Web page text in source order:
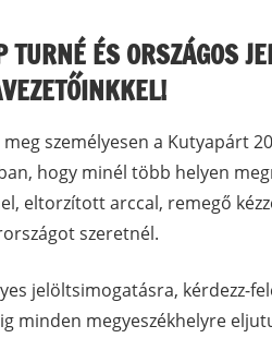
ÉS ORSZÁGOS
személyesen a Kutyapárt
hogy minél több helyen
eltorzított arccal, remegő
szeretnél.
jelöltsimogatásra, kérdezz-
minden megyeszékhelyre